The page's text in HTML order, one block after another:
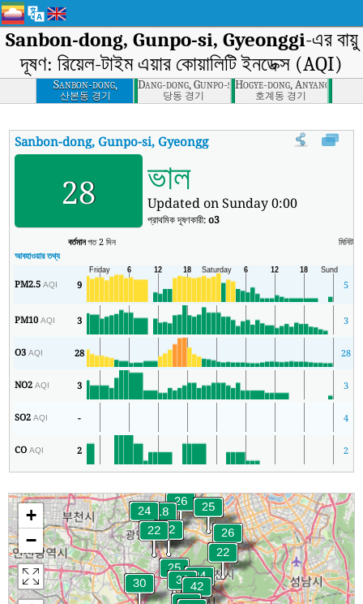
Sanbon-dong, Gunpo-si, Gyeonggi-এর বায়ু
দূষণ: রিয়েল-টাইম এয়ার কোয়ালিটি ইনডেক্স (AQI)
Sanbon-dong,
Gunpo-si, Gyeonggi
산본동 경기
Dang-dong, Gunpo-si, Gyeonggi
당동 경기
Hogye-dong, Anyang-si,
호계동 경기
Sanbon-dong, Gunpo-si, Gyeonggi Sanbon-dong, Gunpo-
28 ভাল
Updated on Sunday 0:00
প্রাথমিক দূষণকারী:o3
বর্তমানগত 2 দিন মিনিট
আবহাওয়ার তথ্য
PM2.5AQI 9 5
PM10AQI 3 3
O3AQI 28 28
NO2AQI 3 3
SO2AQI - 4
COAQI 2 2
+
−